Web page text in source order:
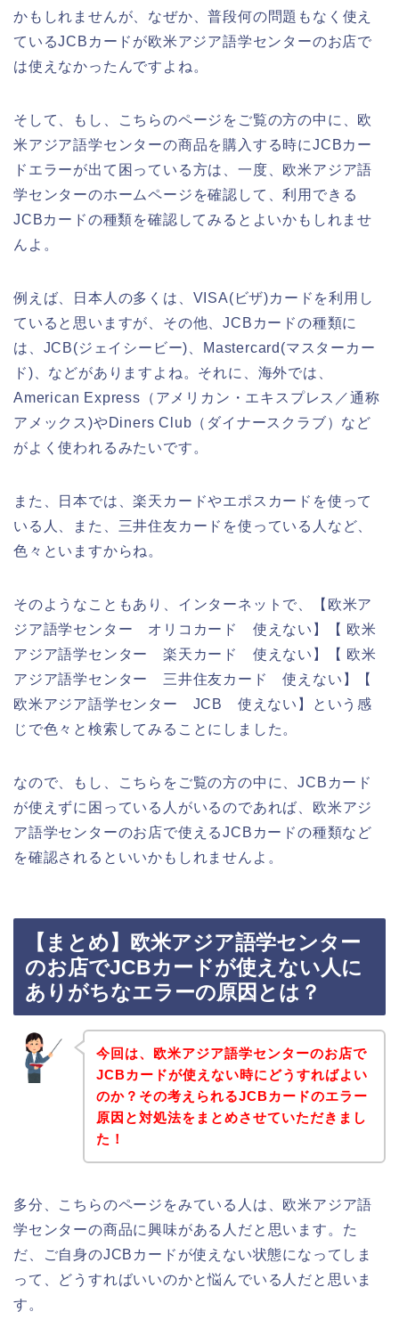
かもしれませんが、なぜか、普段何の問題もなく使え
ているJCBカードが欧米アジア語学センターのお店で
は使えなかったんですよね。
そして、もし、こちらのページをご覧の方の中に、欧
米アジア語学センターの商品を購入する時にJCBカー
ドエラーが出て困っている方は、一度、欧米アジア語
学センターのホームページを確認して、利用できる
JCBカードの種類を確認してみるとよいかもしれませ
んよ。
例えば、日本人の多くは、VISA(ビザ)カードを利用し
ていると思いますが、その他、JCBカードの種類に
は、JCB(ジェイシービー)、Mastercard(マスターカー
ド)、などがありますよね。それに、海外では、
American Express（アメリカン・エキスプレス／通称
アメックス)やDiners Club（ダイナースクラブ）など
がよく使われるみたいです。
また、日本では、楽天カードやエポスカードを使って
いる人、また、三井住友カードを使っている人など、
色々といますからね。
そのようなこともあり、インターネットで、【欧米ア
ジア語学センター オリコカード 使えない】【 欧米
アジア語学センター 楽天カード 使えない】【 欧米
アジア語学センター 三井住友カード 使えない】【
欧米アジア語学センター JCB 使えない】という感
じで色々と検索してみることにしました。
なので、もし、こちらをご覧の方の中に、JCBカード
が使えずに困っている人がいるのであれば、欧米アジ
ア語学センターのお店で使えるJCBカードの種類など
を確認されるといいかもしれませんよ。
【まとめ】欧米アジア語学センター
のお店でJCBカードが使えない人に
ありがちなエラーの原因とは？
今回は、欧米アジア語学センターのお店で
JCBカードが使えない時にどうすればよい
のか？その考えられるJCBカードのエラー
原因と対処法をまとめさせていただきまし
た！
多分、こちらのページをみている人は、欧米アジア語
学センターの商品に興味がある人だと思います。た
だ、ご自身のJCBカードが使えない状態になってしま
って、どうすればいいのかと悩んでいる人だと思いま
す。